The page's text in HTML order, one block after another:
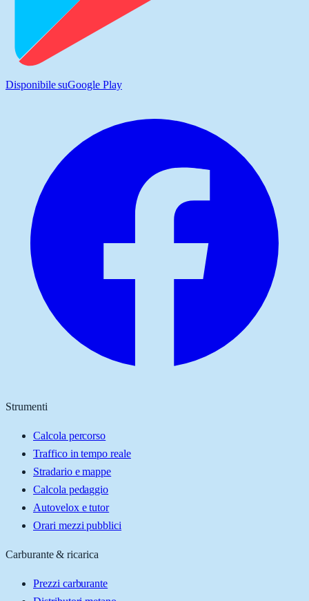
Disponibile suGoogle Play
Strumenti
Calcola percorso
Traffico in tempo reale
Stradario e mappe
Calcola pedaggio
Autovelox e tutor
Orari mezzi pubblici
Carburante & ricarica
Prezzi carburante